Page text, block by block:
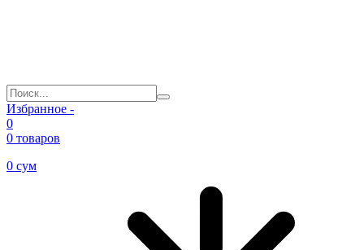
Избранное -
0
0 товаров
0 сум